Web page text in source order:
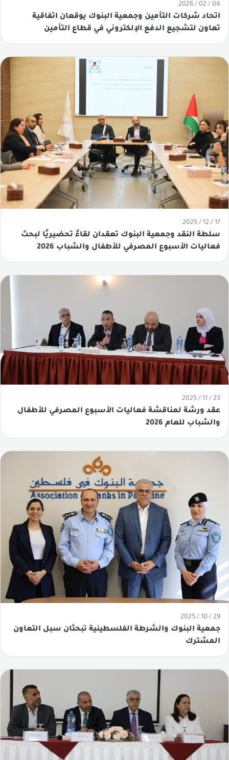
04 / 02 / 2026
اتحاد شركات التأمين وجمعية البنوك يوقعان اتفاقية
تعاون لتشجيع الدفع الإلكتروني في قطاع التأمين
17 / 12 / 2025
سلطة النقد وجمعية البنوك تعقدان لقاءً تحضيريًا لبحث
فعاليات الأسبوع المصرفي للأطفال والشباب 2026
23 / 11 / 2025
عقد ورشة لمناقشة فعاليات الأسبوع المصرفي للأطفال
والشباب للعام 2026
29 / 10 / 2025
جمعية البنوك والشرطة الفلسطينية تبحثان سبل التعاون
المشترك